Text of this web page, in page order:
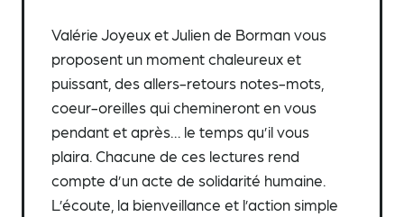
Valérie Joyeux et Julien de Borman vous
proposent un moment chaleureux et
puissant, des allers-retours notes-mots,
coeur-oreilles qui chemineront en vous
pendant et après… le temps qu’il vous
plaira. Chacune de ces lectures rend
compte d’un acte de solidarité humaine.
L’écoute, la bienveillance et l’action simple